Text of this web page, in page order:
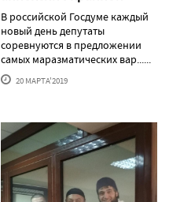
В российской Госдуме каждый
новый день депутаты
соревнуются в предложении
самых маразматических вар......
20 МАРТА'2019